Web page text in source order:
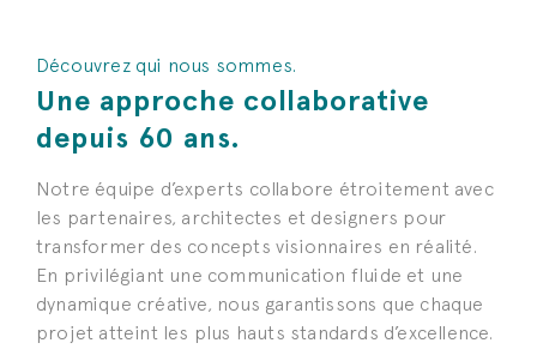
Découvrez qui nous sommes.
Une approche collaborative
depuis 60 ans.
Notre équipe d’experts collabore étroitement avec
les partenaires, architectes et designers pour
transformer des concepts visionnaires en réalité.
En privilégiant une communication fluide et une
dynamique créative, nous garantissons que chaque
projet atteint les plus hauts standards d’excellence.